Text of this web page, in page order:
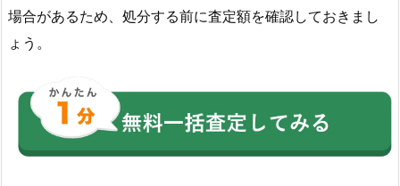
場合があるため、処分する前に査定額を確認しておきまし
ょう。